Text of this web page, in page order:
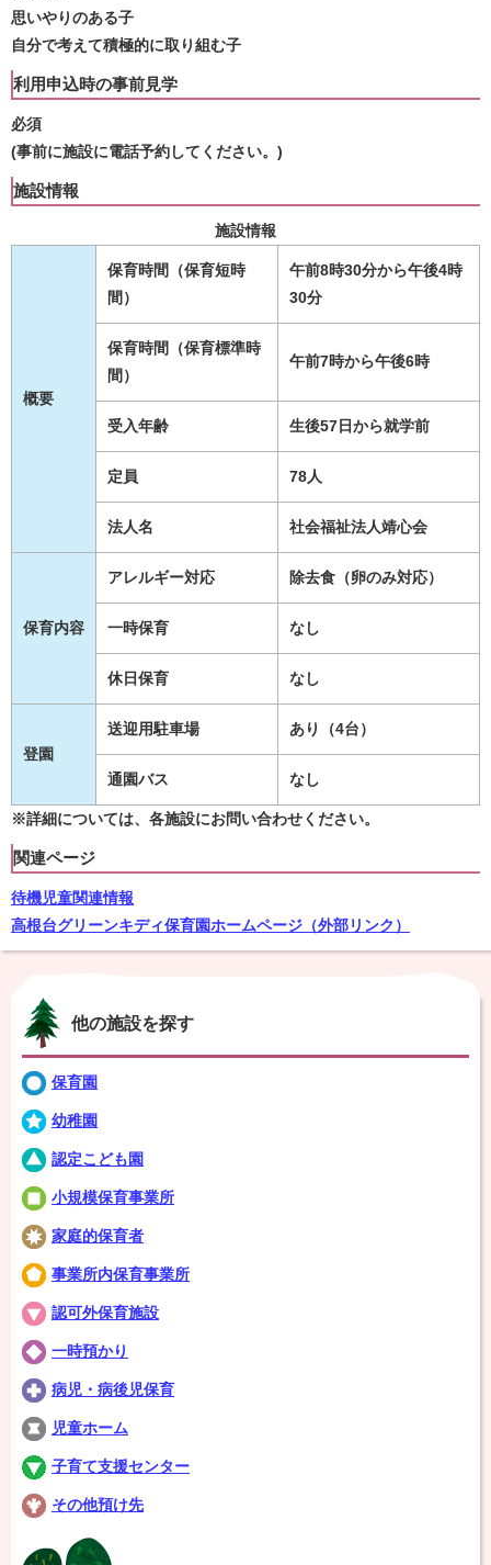
思いやりのある子
自分で考えて積極的に取り組む子
利用申込時の事前見学
必須
(事前に施設に電話予約してください。)
施設情報
施設情報
概要
保育時間（保育短時
間）
午前8時30分から午後4時
30分
保育時間（保育標準時
間）
午前7時から午後6時
受入年齢 生後57日から就学前
定員 78人
法人名 社会福祉法人靖心会
保育内容
アレルギー対応 除去食（卵のみ対応）
一時保育 なし
休日保育 なし
登園
送迎用駐車場 あり（4台）
通園バス なし
※詳細については、各施設にお問い合わせください。
関連ページ
待機児童関連情報
高根台グリーンキディ保育園ホームページ（外部リンク）
他の施設を探す
保育園
幼稚園
認定こども園
小規模保育事業所
家庭的保育者
事業所内保育事業所
認可外保育施設
一時預かり
病児・病後児保育
児童ホーム
子育て支援センター
その他預け先